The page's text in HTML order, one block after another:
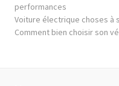
performances
Voiture électrique choses à
Comment bien choisir son